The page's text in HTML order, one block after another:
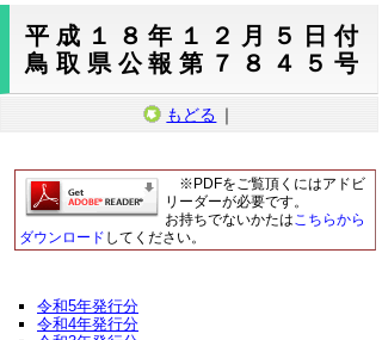
平成１８年１２月５日付
鳥取県公報第７８４５号
もどる ｜
※PDFをご覧頂くにはアドビ
リーダーが必要です。
お持ちでないかたはこちらから
ダウンロード してください。
令和5年発行分
令和4年発行分